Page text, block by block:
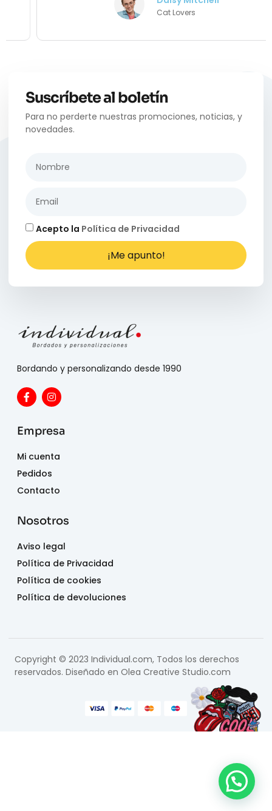
Cat Lovers
Suscríbete al boletín
Para no perderte nuestras promociones, noticias, y
novedades.
Acepto la Política de Privacidad
¡Me apunto!
Bordando y personalizando desde 1990
Empresa
Mi cuenta
Pedidos
Contacto
Nosotros
Aviso legal
Política de Privacidad
Política de cookies
Política de devoluciones
Copyright © 2023 Individual.com, Todos los derechos
reservados. Diseñado en Olea Creative Studio.com